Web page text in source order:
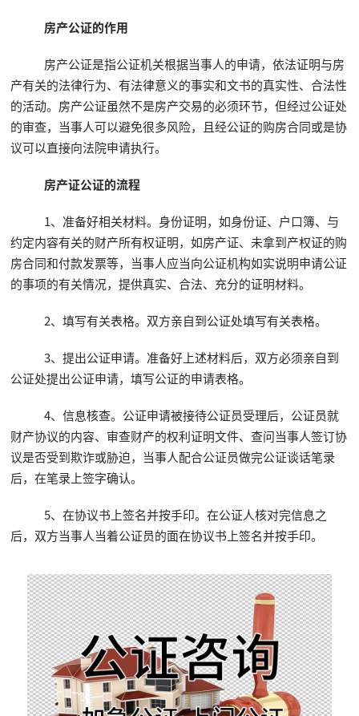
房产公证的作用
房产公证是指公证机关根据当事人的申请，依法证明与房
产有关的法律行为、有法律意义的事实和文书的真实性、合法性
的活动。房产公证虽然不是房产交易的必须环节，但经过公证处
的审查，当事人可以避免很多风险，且经公证的购房合同或是协
议可以直接向法院申请执行。
房产证公证的流程
1、准备好相关材料。身份证明，如身份证、户口簿、与
约定内容有关的财产所有权证明，如房产证、未拿到产权证的购
房合同和付款发票等，当事人应当向公证机构如实说明申请公证
的事项的有关情况，提供真实、合法、充分的证明材料。
2、填写有关表格。双方亲自到公证处填写有关表格。
3、提出公证申请。准备好上述材料后，双方必须亲自到
公证处提出公证申请，填写公证的申请表格。
4、信息核查。公证申请被接待公证员受理后，公证员就
财产协议的内容、审查财产的权利证明文件、查问当事人签订协
议是否受到欺诈或胁迫，当事人配合公证员做完公证谈话笔录
后，在笔录上签字确认。
5、在协议书上签名并按手印。在公证人核对完信息之
后，双方当事人当着公证员的面在协议书上签名并按手印。